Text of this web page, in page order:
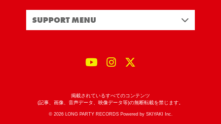
SUPPORT MENU
掲載されているすべてのコンテンツ
(記事、画像、音声データ、映像データ等)の無断転載を禁じます。
© 2026 LONG PARTY RECORDS Powered by SKIYAKI Inc.